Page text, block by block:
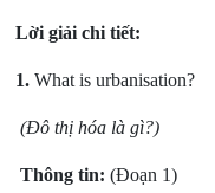
Lời giải chi tiết:
1. What is urbanisation?
(Đô thị hóa là gì?)
Thông tin: (Đoạn 1)